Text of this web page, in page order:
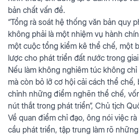
bản chất vấn đề.
“Tổng rà soát hệ thống văn bản quy
không phải là một nhiệm vụ hành
một cuộc tổng kiểm kê thể chế, một
lược cho phát triển đất nước trong
Nếu làm không nghiêm túc không
mà còn bỏ lỡ cơ hội cải cách thể chế,
chỉnh những điểm nghẽn thể chế,
nút thắt trong phát triển”, Chủ tịch
Về quan điểm chỉ đạo, ông nói việc
cầu phát triển, tập trung làm rõ